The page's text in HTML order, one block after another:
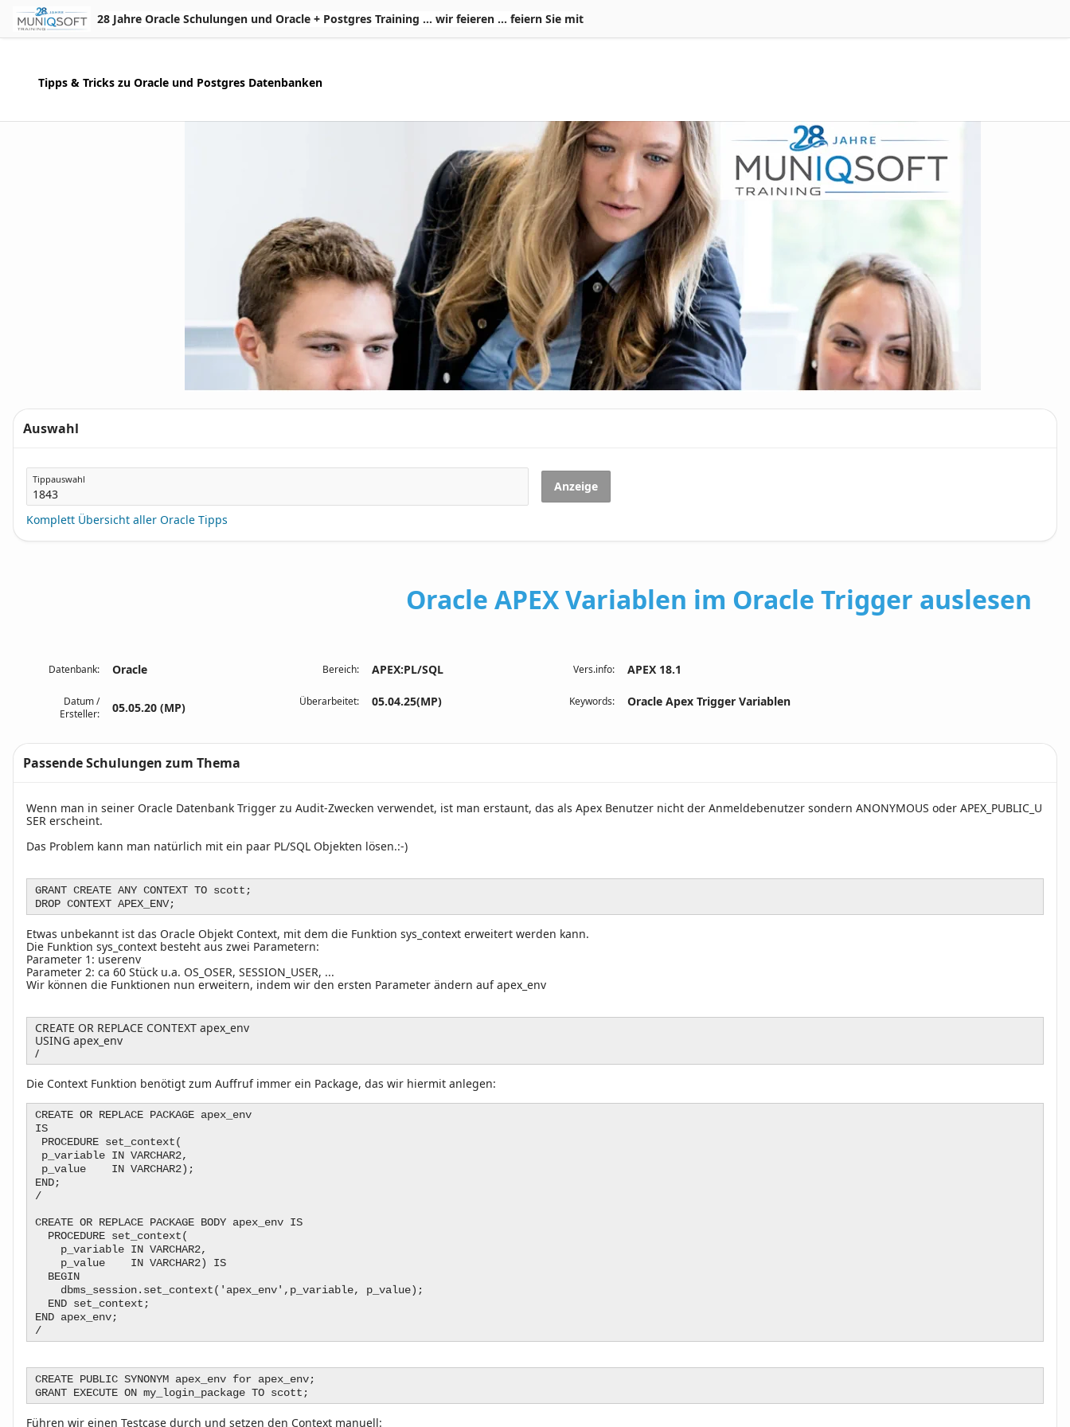
Skip to Main Content
28 Jahre Oracle Schulungen und Oracle + Postgres Training ... wir feieren ... feiern Sie mit
Tipps & Tricks zu Oracle und Postgres Datenbanken
Auswahl
Tippauswahl Anzeige
Komplett Übersicht aller Oracle Tipps
Oracle APEX Variablen im Oracle Trigger auslesen
Datenbank: Oracle Bereich: APEX:PL/SQL Vers.info: APEX 18.1
Datum /
Ersteller:
05.05.20 (MP) Überarbeitet: 05.04.25(MP) Keywords: Oracle Apex Trigger Variablen
Passende Schulungen zum Thema
Text
Wenn man in seiner Oracle Datenbank Trigger zu Audit-Zwecken verwendet, ist man erstaunt, das als Apex Benutzer nicht der Anmeldebenutzer sondern ANONYMOUS oder APEX_PUBLIC_U
SER erscheint.
Das Problem kann man natürlich mit ein paar PL/SQL Objekten lösen.:-)
GRANT CREATE ANY CONTEXT TO scott;
DROP CONTEXT APEX_ENV;
Etwas unbekannt ist das Oracle Objekt Context, mit dem die Funktion sys_context erweitert werden kann.
Die Funktion sys_context besteht aus zwei Parametern:
Parameter 1: userenv
Parameter 2: ca 60 Stück u.a. OS_OSER, SESSION_USER, ...
Wir können die Funktionen nun erweitern, indem wir den ersten Parameter ändern auf apex_env
CREATE OR REPLACE CONTEXT apex_env
USING apex_env
/
Die Context Funktion benötigt zum Auffruf immer ein Package, das wir hiermit anlegen:
CREATE OR REPLACE PACKAGE apex_env
IS
PROCEDURE set_context(
p_variable IN VARCHAR2,
p_value IN VARCHAR2);
END;
/
CREATE OR REPLACE PACKAGE BODY apex_env IS
PROCEDURE set_context(
p_variable IN VARCHAR2,
p_value IN VARCHAR2) IS
BEGIN
dbms_session.set_context('apex_env',p_variable, p_value);
END set_context;
END apex_env;
/
CREATE PUBLIC SYNONYM apex_env for apex_env;
GRANT EXECUTE ON my_login_package TO scott;
Führen wir einen Testcase durch und setzen den Context manuell: